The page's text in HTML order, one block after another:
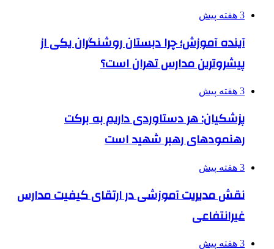
3 هفته پیش
آینده آموزش؛ چرا دبستان روشنگران یکی از
پیشروترین مدارس تهران است؟
3 هفته پیش
پزشکیان: هر دستاوردی داریم به برکت
رهنمودهای رهبر شهید است
3 هفته پیش
نقش مدیریت آموزشی در ارتقای کیفیت مدارس
غیرانتفاعی
3 هفته پیش